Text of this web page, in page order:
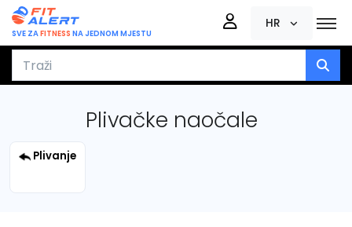
SVE ZAFITNESS NA JEDNOM MJESTU
HR
Plivačke naočale
Plivanje